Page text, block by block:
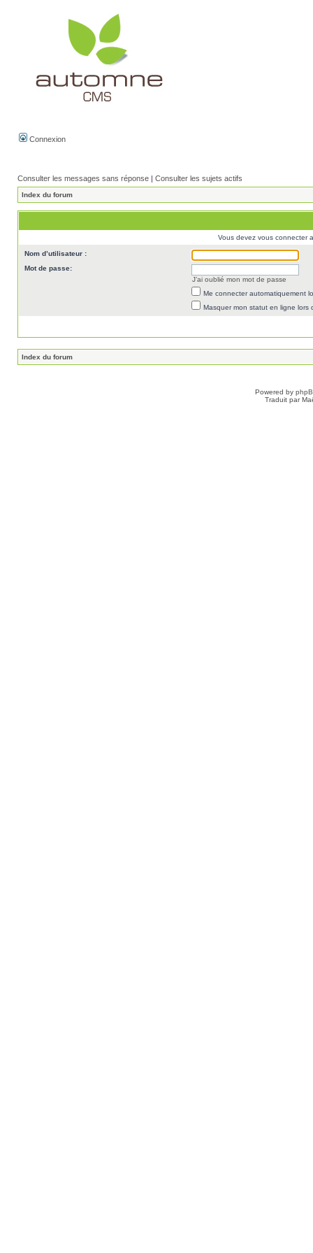
Connexion
Consulter les messages sans réponse | Consulter les sujets actifs
Index du forum
Vous devez vous connecter
Nom d’utilisateur :
Mot de passe:
J’ai oublié mon mot de passe
Me connecter automatiquement
Masquer mon statut en ligne lors
Index du forum
Powered by
Traduit par